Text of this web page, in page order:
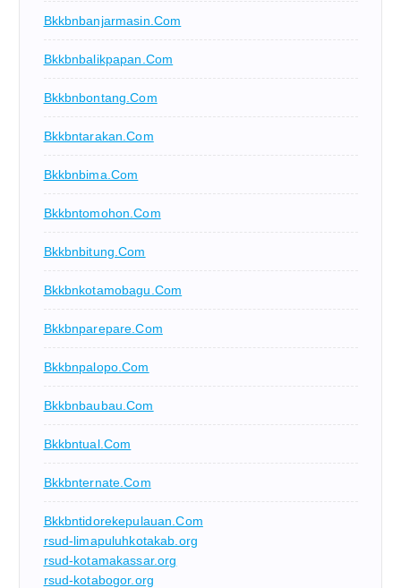
Bkkbnbanjarmasin.com
Bkkbnbalikpapan.com
Bkkbnbontang.com
Bkkbntarakan.com
Bkkbnbima.com
Bkkbntomohon.com
Bkkbnbitung.com
Bkkbnkotamobagu.com
Bkkbnparepare.com
Bkkbnpalopo.com
Bkkbnbaubau.com
Bkkbntual.com
Bkkbnternate.com
Bkkbntidorekepulauan.com
rsud-limapuluhkotakab.org
rsud-kotamakassar.org
rsud-kotabogor.org